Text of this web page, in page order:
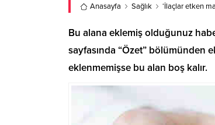
Anasayfa Sağlık ‘İlaçlar etken
Bu alana eklemiş olduğunuz
sayfasında “Özet” bölümünden
eklenmemişse bu alan boş kalır.